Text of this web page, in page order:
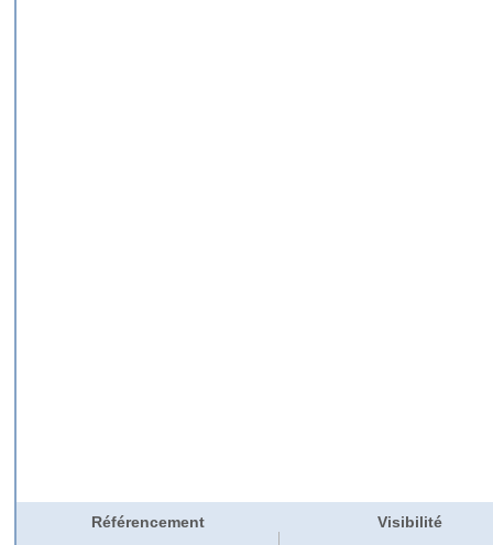
Référencement Visibilité